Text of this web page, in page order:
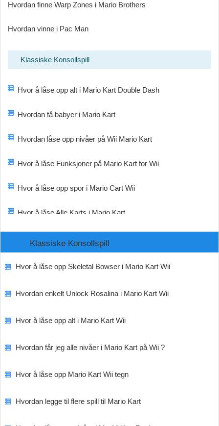
Hvordan finne Warp Zones i Mario Brothers
Hvordan vinne i Pac Man
Klassiske Konsollspill
Hvor å låse opp alt i Mario Kart Double Dash
Hvordan få babyer i Mario Kart
Hvordan låse opp nivåer på Wii Mario Kart
Hvor å låse Funksjoner på Mario Kart for Wii
Hvor å låse opp spor i Mario Cart Wii
Hvor å låse Alle Karts i Mario Kart
Klassiske Konsollspill
Hvor å låse opp Skeletal Bowser i Mario Kart Wii
Hvordan enkelt Unlock Rosalina i Mario Kart Wii
Hvor å låse opp alt i Mario Kart Wii
Hvordan får jeg alle nivåer i Mario Kart på Wii ?
Hvor å låse opp Mario Kart Wii tegn
Hvordan legge til flere spill til Mario Kart